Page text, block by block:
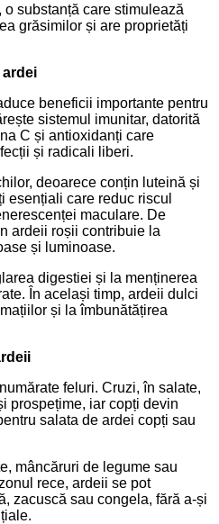
substanță care stimulează
grăsimilor și are proprietăți
beneficii importante pentru
sistemul imunitar, datorită
C și antioxidanți care
și radicali liberi.
deoarece conțin luteină și
esențiali care reduc riscul
maculare. De
ardeii roșii contribuie la
și luminoase.
digestiei și la menținerea
În același timp, ardeii dulci
și la îmbunătățirea
feluri. Cruzi, în salate,
prospețime, iar copți devin
salata de ardei copți sau
mâncăruri de legume sau
rece, ardeii se pot
zacuscă sau congela, fără a-și